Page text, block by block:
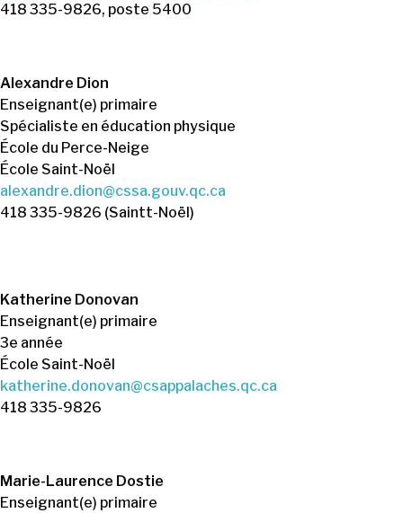
418 335-9826, poste 5400
Alexandre Dion
Enseignant(e) primaire
Spécialiste en éducation physique
École du Perce-Neige
École Saint-Noël
alexandre.dion@cssa.gouv.qc.ca
418 335-9826 (Saintt-Noël)
Katherine Donovan
Enseignant(e) primaire
3e année
École Saint-Noël
katherine.donovan@csappalaches.qc.ca
418 335-9826
Marie-Laurence Dostie
Enseignant(e) primaire